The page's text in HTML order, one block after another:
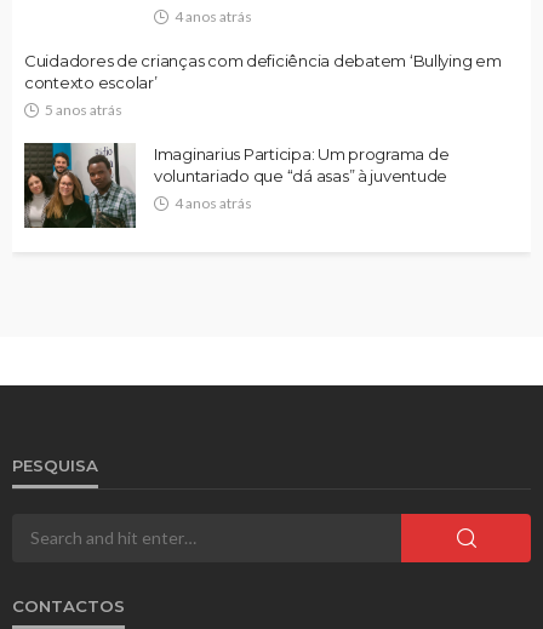
4 anos atrás
Cuidadores de crianças com deficiência debatem ‘Bullying em
contexto escolar’
5 anos atrás
Imaginarius Participa: Um programa de
voluntariado que “dá asas” à juventude
4 anos atrás
PESQUISA
CONTACTOS